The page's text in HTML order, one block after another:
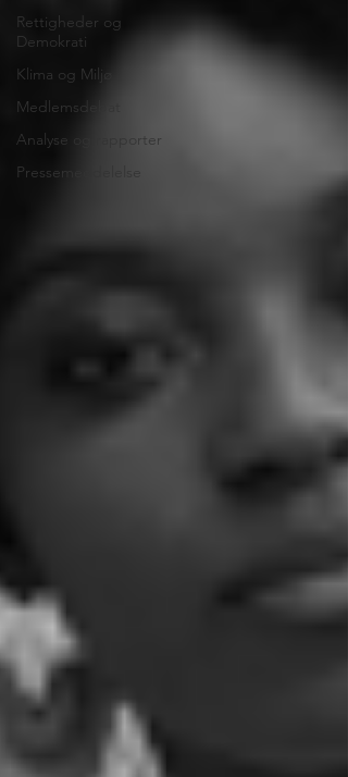
Rettigheder og
Demokrati
Klima og Miljø
Medlemsdebat
Analyse og rapporter
Pressemeddelelse